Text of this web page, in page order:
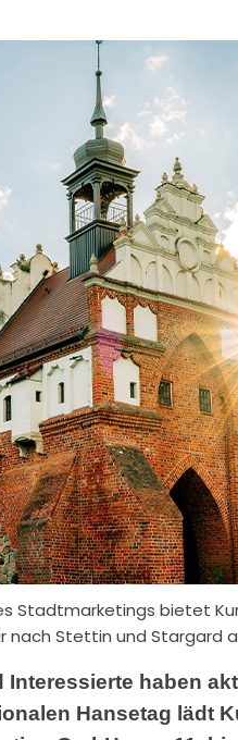
bietet
nach Stettin und Stargard
Interessierte haben
Hansetag lädt